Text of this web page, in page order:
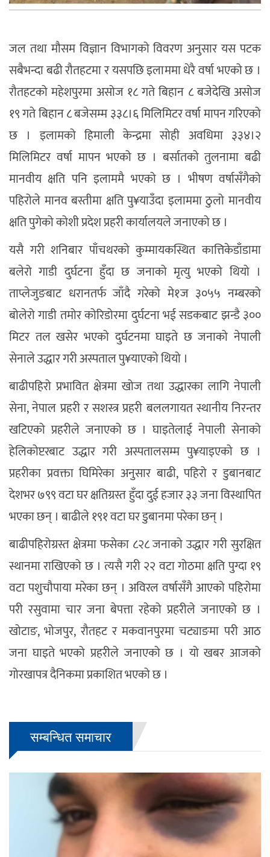
जल तथा मौसम विज्ञान विभागको विवरण अनुसार यस पटक
सबैभन्दा बढी रौतहटमा र यसपछि इलाममा धेरै वर्षा भएको छ ।
रौतहटको महेशपुरमा असोज १८ गते बिहान ८ बजेदेखि असोज
१९ गते बिहान ८ बजेसम्म ३३८।६ मिलिमिटर वर्षा मापन गरिएको
छ । इलामको हिमाली केन्द्रमा सोही अवधिमा ३३४।२
मिलिमिटर वर्षा मापन भएको छ । बर्सातको तुलनामा बढी
मानवीय क्षति पनि इलाममै भएको छ । भीषण वर्षासँगैको
पहिरोले मानव बस्तीमा क्षति पु¥याउँदा इलाममा ठुलो मानवीय
क्षति पुगेको कोशी प्रदेश प्रहरी कार्यालयले जनाएको छ ।
यसै गरी शनिबार पाँचथरको कुम्मायकस्थित कात्तिकेडाँडामा
बलेरो गाडी दुर्घटना हुँदा छ जनाको मृत्यु भएको थियो ।
ताप्लेजुङबाट धरानतर्फ जाँदै गरेको मे१ज ३०५५ नम्बरको
बोलेरो गाडी तमोर कोरिडोरमा दुर्घटना भई सडकबाट झन्डै ३००
मिटर तल खसेर भएको दुर्घटनमा घाइते छ जनाको नेपाली
सेनाले उद्धार गरी अस्पताल पु¥याएको थियो ।
बाढीपहिरो प्रभावित क्षेत्रमा खोज तथा उद्धारका लागि नेपाली
सेना, नेपाल प्रहरी र सशस्त्र प्रहरी बललगायत स्थानीय निरन्तर
खटिएको प्रहरीले जनाएको छ । घाइतेलाई नेपाली सेनाको
हेलिकोप्टरबाट उद्धार गरी अस्पतालसम्म पु¥याइएको छ ।
प्रहरीका प्रवक्ता घिमिरेका अनुसार बाढी, पहिरो र डुबानबाट
देशभर ७९९ वटा घर क्षतिग्रस्त हुँदा दुई हजार ३३ जना विस्थापित
भएका छन् । बाढीले १९१ वटा घर डुबानमा परेका छन् ।
बाढीपहिरोग्रस्त क्षेत्रमा फसेका ८२८ जनाको उद्धार गरी सुरक्षित
स्थानमा राखिएको छ । त्यसै गरी २२ वटा गोठमा क्षति पुग्दा १९
वटा पशुचौपाया मरेका छन् । अविरल वर्षासँगै आएको पहिरोमा
परी रसुवामा चार जना बेपत्ता रहेको प्रहरीले जनाएको छ ।
खोटाङ, भोजपुर, रौतहट र मकवानपुरमा चट्याङमा परी आठ
जना घाइते भएको प्रहरीले जनाएको छ । यो खबर आजको
गोरखापत्र दैनिकमा प्रकाशित भएको छ ।
सम्बन्धित समाचार